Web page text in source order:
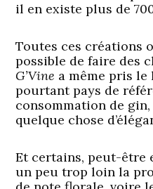
il en existe plus de
Toutes ces créations
possible de faire des
G’Vine a même pris le
pourtant pays de
consommation de
quelque chose
Et certains, peut-être
un peu trop loin la